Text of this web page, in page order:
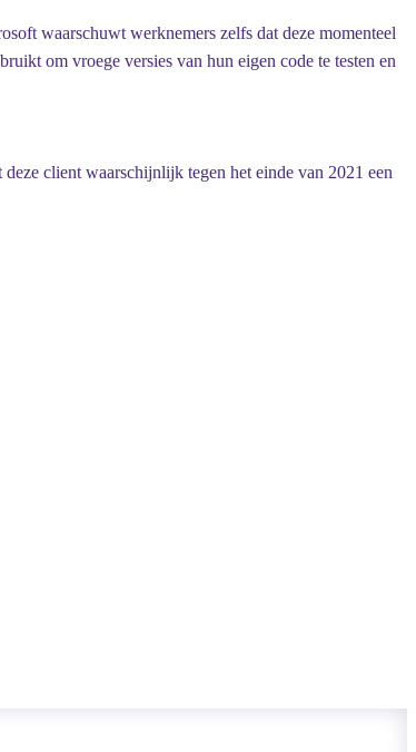
waarschuwt werknemers zelfs dat deze momenteel
om vroege versies van hun eigen code te testen en
deze client waarschijnlijk tegen het einde van 2021 een